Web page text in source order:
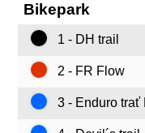
Bikepark
1 - DH trail
2 - FR Flow
3 - Enduro trať